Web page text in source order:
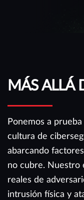
MÁS ALLÁ
Ponemos a
cultura de
abarcando
no cubre. Nuestro
reales de
intrusión física y